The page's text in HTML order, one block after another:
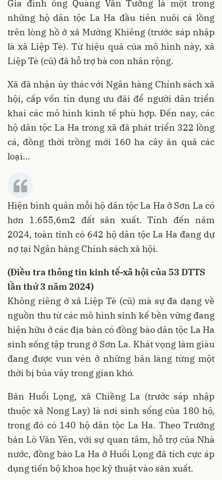
Gia đình ông Quàng Văn Tưởng là một trong
những hộ dân tộc La Ha đầu tiên nuôi cá lồng
trên lòng hồ ở xã Mường Khiêng (trước sáp nhập
là xã Liệp Tè). Từ hiệu quả của mô hình này, xã
Liệp Tè (cũ) đã hỗ trợ bà con nhân rộng.
Xã đã nhận ủy thác với Ngân hàng Chính sách xã
hội, cấp vốn tín dụng ưu đãi để người dân triển
khai các mô hình kinh tế phù hợp. Đến nay, các
hộ dân tộc La Ha trong xã đã phát triển 322 lồng
cá, đồng thời trồng mới 160 ha cây ăn quả các
loại…
Hiện bình quân mỗi hộ dân tộc La Ha ở Sơn La có
hơn 1.655,6m2 đất sản xuất. Tính đến năm
2024, toàn tỉnh có 642 hộ dân tộc La Ha đang dự
nợ tại Ngân hàng Chính sách xã hội.
(Điều tra thông tin kinh tế-xã hội của 53 DTTS
lần thứ 3 năm 2024)
Không riêng ở xã Liệp Tè (cũ) mà sự đa dạng về
nguồn thu từ các mô hình sinh kế bền vững đang
hiện hữu ở các địa bàn có đồng bào dân tộc La Ha
sinh sống tập trung ở Sơn La. Khát vọng làm giàu
đang được vun vén ở những bản làng từng một
thời bị bủa vây trong gian khó.
Bản Huổi Lọng, xã Chiềng La (trước sáp nhập
thuộc xã Nong Lay) là nơi sinh sống của 180 hộ,
trong đó có 140 hộ dân tộc La Ha. Theo Trưởng
bản Lò Văn Yên, với sự quan tâm, hỗ trợ của Nhà
nước, đồng bào La Ha ở Huổi Lọng đã tích cực áp
dụng tiến bộ khoa học kỹ thuật vào sản xuất.